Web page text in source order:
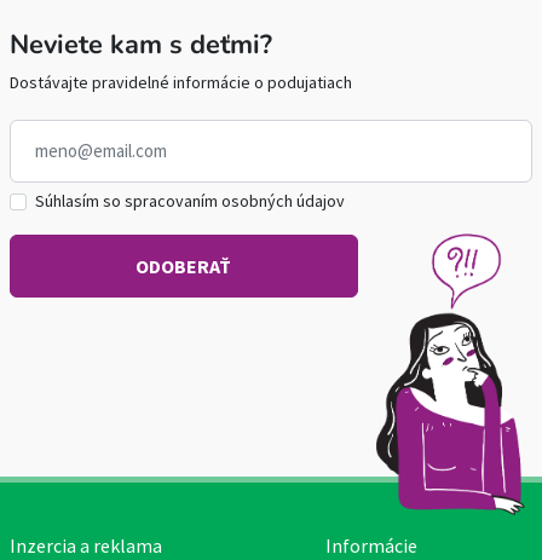
Neviete kam s deťmi?
Dostávajte pravidelné informácie o podujatiach
Súhlasím so spracovaním osobných údajov
Inzercia a reklama
Informácie